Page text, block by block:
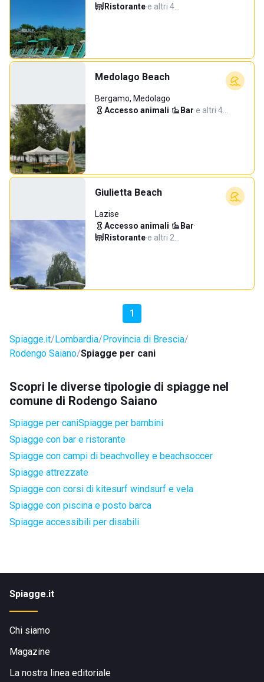
Ristorante·e altri 4…
Medolago Beach
Bergamo, Medolago
Accesso animali· Bar·e altri 4…
Giulietta Beach
Lazise
Accesso animali· Bar·
Ristorante·e altri 2…
1
Spiagge.it Lombardia Provincia di Brescia
Rodengo Saiano Spiagge per cani
Scopri le diverse tipologie di spiagge nel
comune di Rodengo Saiano
Spiagge per caniSpiagge per bambini
Spiagge con bar e ristorante
Spiagge con campi di beachvolley e beachsoccer
Spiagge attrezzate
Spiagge con corsi di kitesurf windsurf e vela
Spiagge con piscina e posto barca
Spiagge accessibili per disabili
Spiagge.it
Chi siamo
Magazine
La nostra linea editoriale